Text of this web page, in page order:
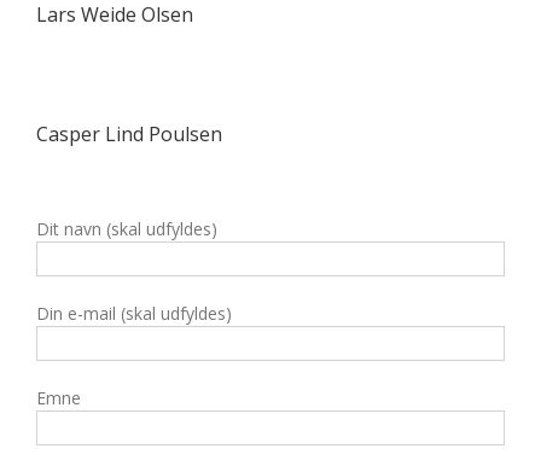
Lars Weide Olsen
Casper Lind Poulsen
Dit navn (skal udfyldes)
Din e-mail (skal udfyldes)
Emne